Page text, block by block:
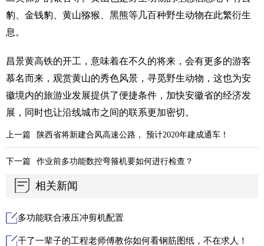
豹、金钱豹、黄山猕猴、黑熊等几百种野生动物在此繁衍生
息。
昌景黄高铁的开工，意味着在不久的将来，会有更多的游客
慕名而来，观赏黄山的秀色风景，寻觅野生动物，这也为安
徽境内的旅游业发展提供了便捷条件，加快安徽省的经济发
展，同时也让沿线城市之间的联系更加密切。
上一篇 陕西省将新建合凤高速公路， 预计2020年建成通车！
下一篇 作业前多功能数控弯箍机要如何进行检查？
相关新闻
多功能联合液压冲剪机配置
干了一辈子的工程老师傅教你如何看钢筋图纸，不在求人！